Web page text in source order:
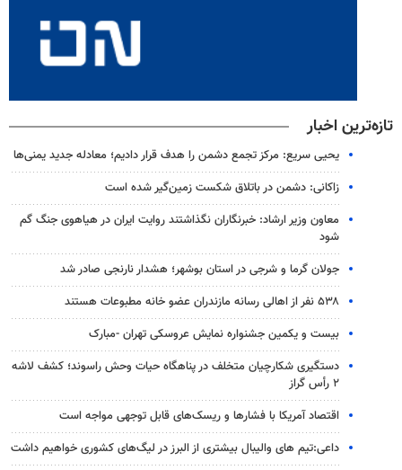
تازه‌ترین اخبار
یحیی سریع: مرکز تجمع دشمن را هدف قرار دادیم؛ معادله جدید یمنی‌ها
زاکانی: دشمن در باتلاق شکست زمین‌گیر شده است
معاون وزیر ارشاد: خبرنگاران نگذاشتند روایت ایران در هیاهوی جنگ گم
شود
جولان گرما و شرجی در استان بوشهر؛ هشدار نارنجی صادر شد
۵۳۸ نفر از اهالی رسانه مازندران عضو خانه مطبوعات هستند
بیست و یکمین جشنواره نمایش عروسکی تهران -مبارک
دستگیری شکارچیان متخلف در پناهگاه حیات وحش راسوند؛ کشف لاشه
۲ رأس گراز
اقتصاد آمریکا با فشارها و ریسک‌های قابل توجهی مواجه است
داعی:تیم های والیبال بیشتری از البرز در لیگ‌های کشوری خواهیم داشت